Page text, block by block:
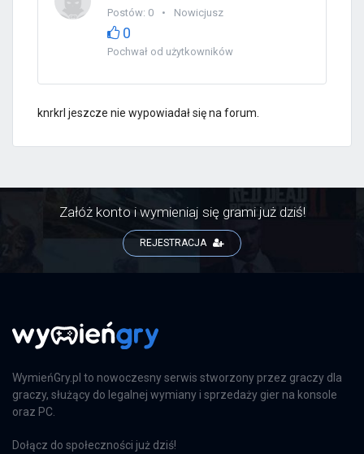
Postów: 0 Nowicjusz
0
Pochwał od użytkowników
knrkrl jeszcze nie wypowiadał się na forum.
Załóż konto i wymieniaj się grami już dziś!
REJESTRACJA
WymieńGry.pl to nowoczesny serwis stworzony przez graczy dla
graczy, służący do legalnej wymiany i sprzedaży gier na konsole
oraz PC.
Dołącz do społeczności już dziś!